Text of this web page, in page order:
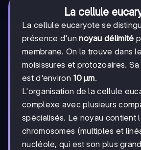
La cellule
La cellule eucaryote se
présence d'unnoyau délimité
membrane. On la trouve dans
moisissures et protozoaires.
est d'environ 10 µm.
L'organisation de la cellule
complexe avec plusieurs
spécialisés. Le noyau contient
chromosomes (multiples et
nucléole, qui est son plus